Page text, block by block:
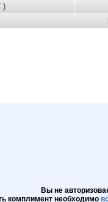
)
Вы не
комплимент необходимо